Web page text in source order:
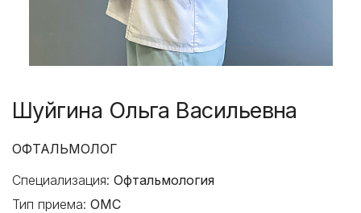
Шуйгина Ольга Васильевна
ОФТАЛЬМОЛОГ
Специализация: Офтальмология
Тип приема: ОМС